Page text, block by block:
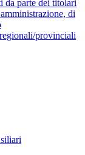
da parte dei titolari
di
provinciali